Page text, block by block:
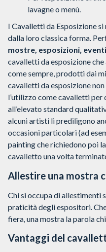
lavagne o menù.
I Cavalletti da Esposizione
dalla loro classica forma.
mostre, esposizioni,
cavalletti da esposizione
come sempre, prodotti dai
cavalletti da esposizione
l’utilizzo come cavalletti
all’elevato standard
alcuni artisti li prediligono
occasioni particolari (ad
painting che richiedono poi
cavalletto una volta
Allestire una mostra
Chi si occupa di allestimenti
praticità degli espositori.
fiera, una mostra la parola
Vantaggi del